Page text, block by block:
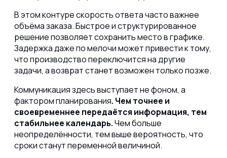
В этом контурескорость ответа часто важнее
объёма заказа.Быстрое и структурированное
решение позволяет сохранить место в графике.
Задержка даже по мелочи может привести к тому,
что производство переключится на другие
задачи, а возврат станет возможен только позже.
Коммуникация здесь выступает не фоном, а
фактором планирования. Чем точнее и
своевременнее передаётся информация, тем
стабильнее календарь.Чем больше
неопределённости, тем выше вероятность, что
сроки станут переменной величиной.